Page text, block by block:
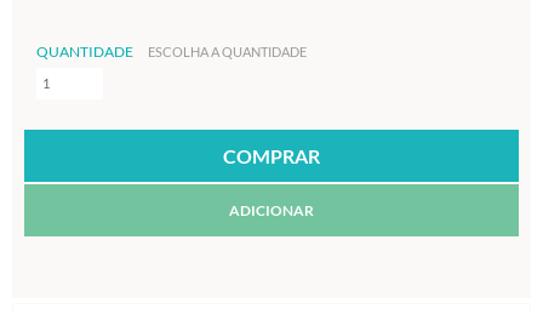
QUANTIDADE ESCOLHA A QUANTIDADE
ADICIONAR